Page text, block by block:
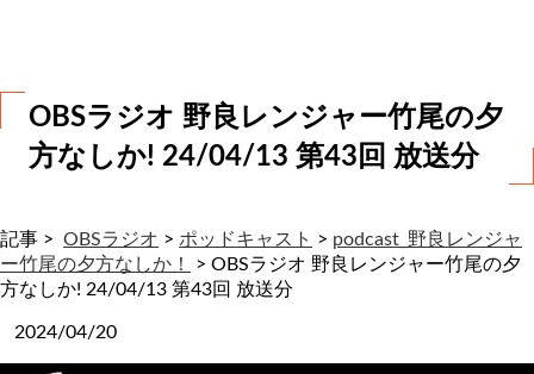
OBSラジオ 野良レンジャー竹尾の夕
方なしか! 24/04/13 第43回 放送分
記事 > OBSラジオ > ポッドキャスト > podcast_野良レンジャ
ー竹尾の夕方なしか！
> OBSラジオ 野良レンジャー竹尾の夕
方なしか! 24/04/13 第43回 放送分
2024/04/20